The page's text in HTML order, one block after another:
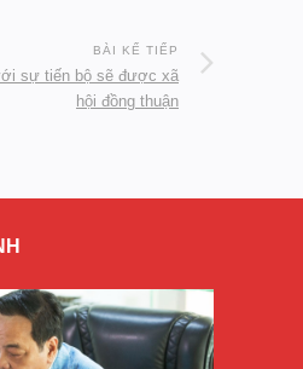
BÀI KẾ TIẾP
sự tiến bộ sẽ được xã
hội đồng thuận